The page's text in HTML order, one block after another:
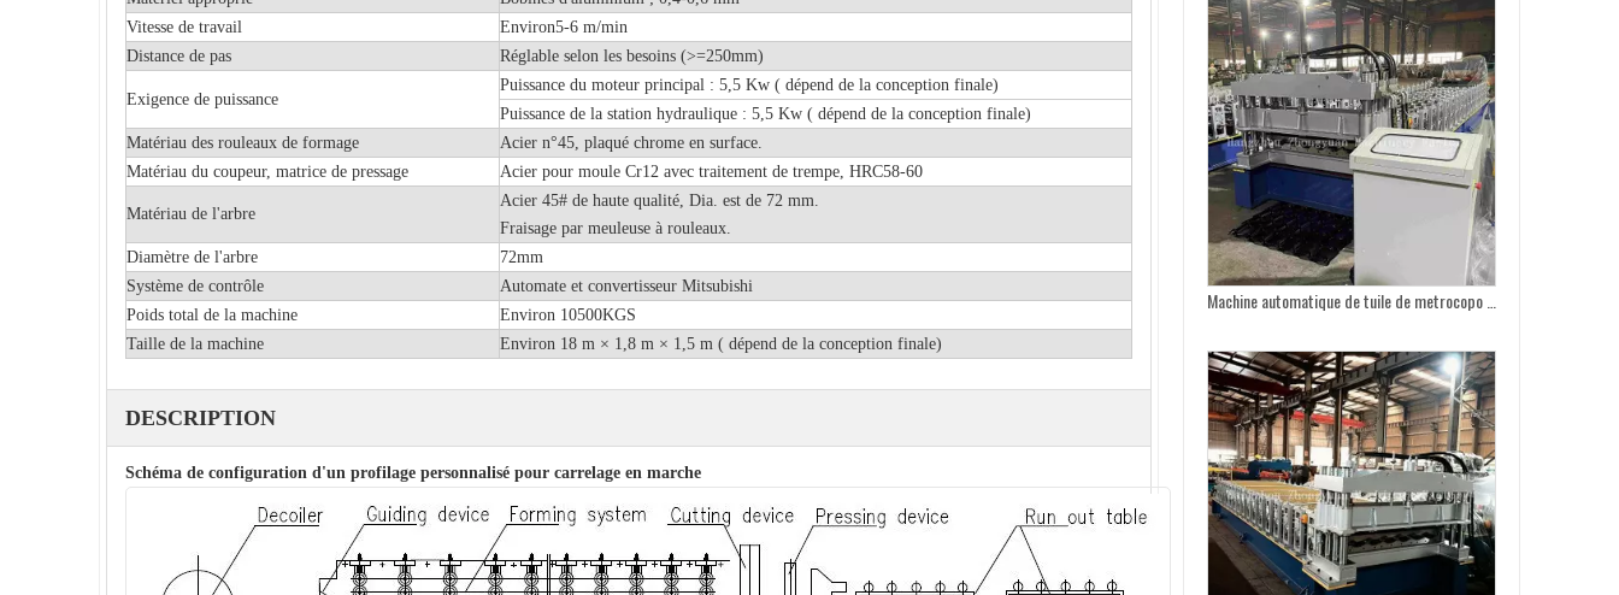
Vitesse de travail
Environ5-6 m/min
Distance de pas
Réglable selon les besoins (>=250mm)
Exigence de puissance
Puissance du moteur principal : 5,5 Kw ( dépend de la conception finale)
Puissance de la station hydraulique : 5,5 Kw ( dépend de la conception finale)
Matériau des rouleaux de formage
Acier n°45, plaqué chrome en surface.
Matériau du coupeur, matrice de pressage
Acier pour moule Cr12 avec traitement de trempe, HRC58-60
Matériau de l'arbre
Acier 45# de haute qualité, Dia. est de 72 mm.
Fraisage par meuleuse à rouleaux.
Diamètre de l'arbre
72mm
Système de contrôle
Automate et convertisseur Mitsubishi
Poids total de la machine
Environ 10500KGS
Taille de la machine
Environ 18 m × 1,8 m × 1,5 m ( dépend de la conception finale)
DESCRIPTION
Schéma de configuration d'un profilage personnalisé pour carrelage en marche